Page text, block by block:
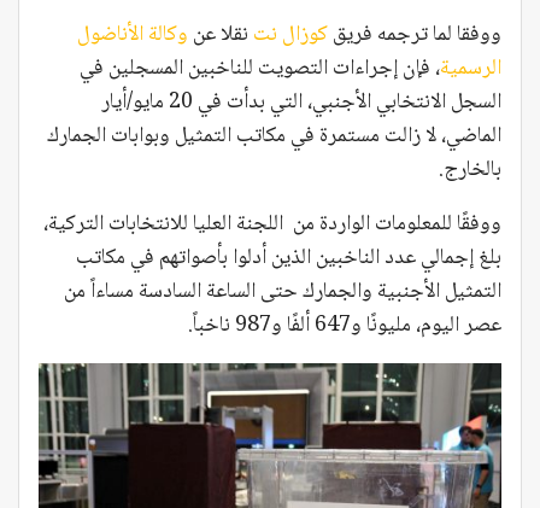
ووفقا لما ترجمه فريقكوزال نت نقلا عن وكالة الأناضول
الرسمية، فإن إجراءات التصويت للناخبين المسجلين في
السجل الانتخابي الأجنبي، التي بدأت في 20 مايو/أيار
الماضي، لا زالت مستمرة في مكاتب التمثيل وبوابات الجمارك
بالخارج.
ووفقًا للمعلومات الواردة من اللجنة العليا للانتخابات التركية،
بلغ إجمالي عدد الناخبين الذين أدلوا بأصواتهم في مكاتب
التمثيل الأجنبية والجمارك حتى الساعة السادسة مساءاً من
عصر اليوم، مليونًا و647 ألفًا و987 ناخباً.